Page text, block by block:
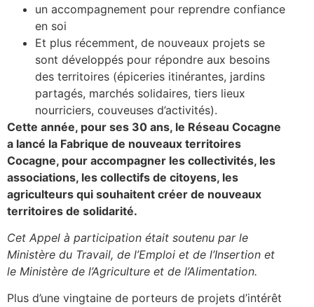
un accompagnement pour reprendre confiance
en soi
Et plus récemment, de nouveaux projets se
sont développés pour répondre aux besoins
des territoires (épiceries itinérantes, jardins
partagés, marchés solidaires, tiers lieux
nourriciers, couveuses d’activités).
Cette année, pour ses 30 ans, le Réseau Cocagne
a lancé la Fabrique de nouveaux territoires
Cocagne, pour accompagner les collectivités, les
associations, les collectifs de citoyens, les
agriculteurs qui souhaitent créer de nouveaux
territoires de solidarité.
Cet Appel à participation était soutenu par le
Ministère du Travail, de l’Emploi et de l’Insertion et
le Ministère de l’Agriculture et de l’Alimentation.
Plus d’une vingtaine de porteurs de projets d’intérêt